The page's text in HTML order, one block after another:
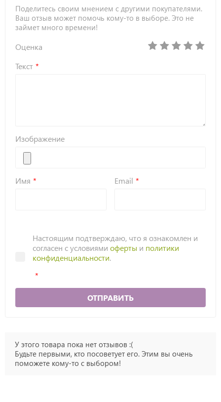
Поделитесь своим мнением с другими покупателями.
Ваш отзыв может помочь кому-то в выборе. Это не
займет много времени!
Оценка
Текст
Изображение
Имя Email
Настоящим подтверждаю, что я ознакомлен и
согласен с условиями оферты и политики
конфиденциальности.
ОТПРАВИТЬ
У этого товара пока нет отзывов :(
Будьте первыми, кто посоветует его. Этим вы очень
поможете кому-то с выбором!